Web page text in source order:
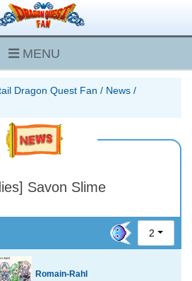
MENU
Dragon Quest Fan / News /
Savon Slime
2
Romain-Rahl